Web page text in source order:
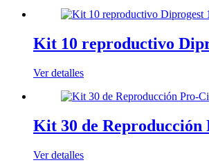
Kit 10 reproductivo
Ver detalles
Kit 30 de
Ver detalles